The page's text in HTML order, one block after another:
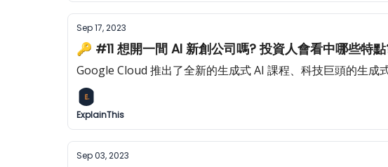
Sep 17, 2023
🔑 #11 想開一間 AI 新創公司嗎? 投資人會看中哪些特
Google Cloud 推出了全新的生成式 AI 課程、科技巨頭的生成
ExplainThis
Sep 03, 2023